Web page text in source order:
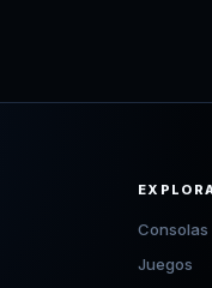
Consolas
Juegos